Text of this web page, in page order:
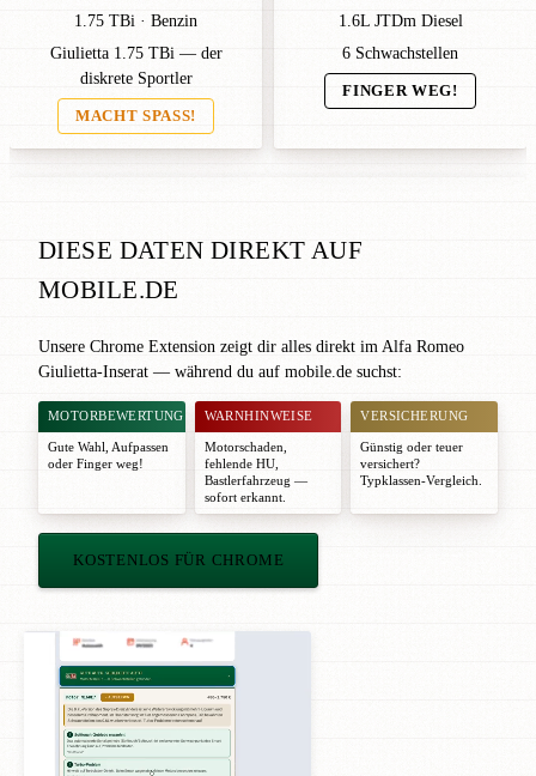
1.75 TBi · Benzin
Giulietta 1.75 TBi — der
diskrete Sportler
MACHT SPASS!
1.6L JTDm Diesel
6 Schwachstellen
FINGER WEG!
DIESE DATEN DIREKT AUF
MOBILE.DE
Unsere Chrome Extension zeigt dir alles direkt im Alfa Romeo
Giulietta-Inserat — während du auf mobile.de suchst:
MOTORBEWERTUNG
Gute Wahl
Aufpassen
oder Finger weg!
WARNHINWEISE
Motorschaden,
fehlende HU,
Bastlerfahrzeug —
sofort erkannt.
VERSICHERUNG
Günstig oder teuer
versichert?
Typklassen-Vergleich.
KOSTENLOS FÜR CHROME